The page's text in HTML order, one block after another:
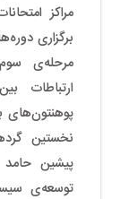
مراکز
مرحله‌ی
ارتباطات
پوهنتون‌های
نخستین
پیشین
توسعه‌ی